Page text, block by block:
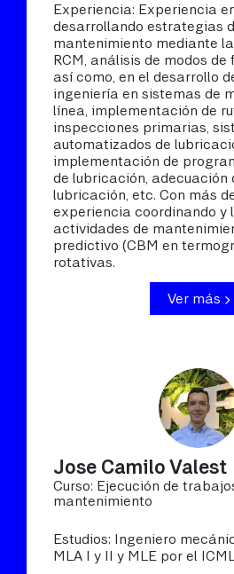
Experiencia: Experiencia
desarrollando estrategias
mantenimiento mediante
RCM, análisis de modos de
así como, en el desarrollo
ingeniería en sistemas de
línea, implementación de
inspecciones primarias,
automatizados de
implementación de
de lubricación, adecuación
lubricación, etc. Con más
experiencia coordinando y
actividades de
predictivo (CBM en
rotativas.
Ver más
Jose Camilo Valest
Curso: Ejecución de
mantenimiento
Estudios: Ingeniero
MLA I y II y MLE por el